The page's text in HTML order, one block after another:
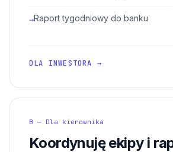
→Raport tygodniowy do banku
DLA INWESTORA →
B — Dla kierownika
Koordynuję ekipy i